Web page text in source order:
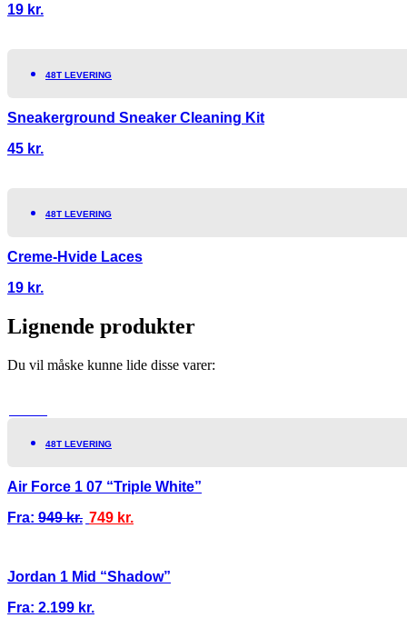
19 kr.
48T LEVERING
Sneakerground Sneaker Cleaning Kit
45 kr.
48T LEVERING
Creme-Hvide Laces
19 kr.
Lignende produkter
Du vil måske kunne lide disse varer:
48T LEVERING
Air Force 1 07 “Triple White”
Fra: 949kr. 749 kr.
Jordan 1 Mid “Shadow”
Fra: 2.199 kr.